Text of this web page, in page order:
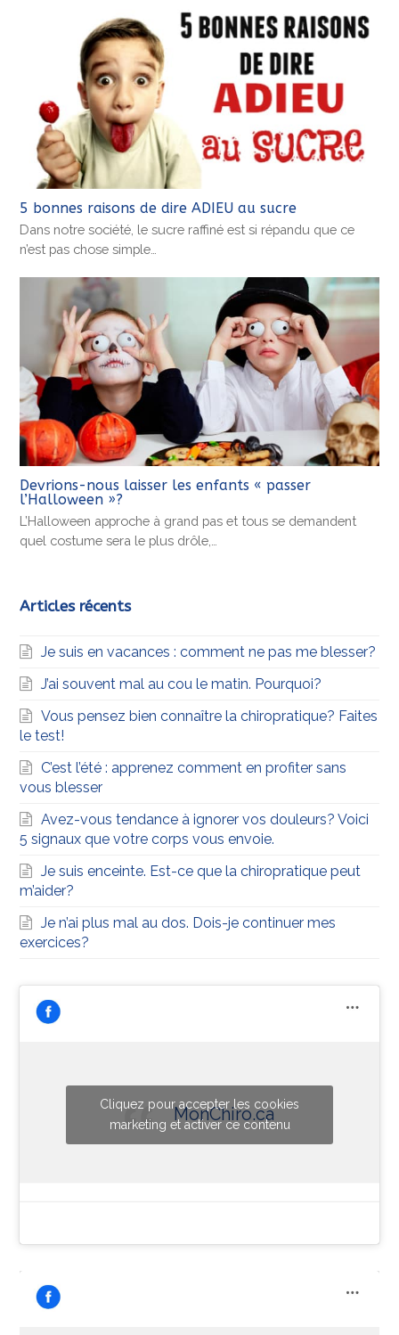
5 bonnes raisons de dire ADIEU au sucre
Dans notre société, le sucre raffiné est si répandu que ce
n’est pas chose simple…
Devrions-nous laisser les enfants « passer
l’Halloween »?
L’Halloween approche à grand pas et tous se demandent
quel costume sera le plus drôle,…
Articles récents
Je suis en vacances : comment ne pas me blesser?
J’ai souvent mal au cou le matin. Pourquoi?
Vous pensez bien connaître la chiropratique? Faites
le test!
C’est l’été : apprenez comment en profiter sans
vous blesser
Avez-vous tendance à ignorer vos douleurs? Voici
5 signaux que votre corps vous envoie.
Je suis enceinte. Est-ce que la chiropratique peut
m’aider?
Je n’ai plus mal au dos. Dois-je continuer mes
exercices?
MonChiro.ca
Cliquez pour accepter les cookies
marketing et activer ce contenu